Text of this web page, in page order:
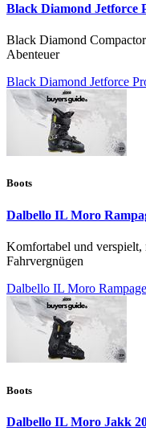
Black Diamond Jetforce
Black Diamond
Abenteuer
Black Diamond Jetforce
Boots
Dalbello IL Moro
Komfortabel und
Fahrvergnügen
Dalbello IL Moro
Boots
Dalbello IL Moro Jakk